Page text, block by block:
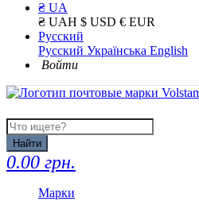
₴ UA
₴ UAH $ USD € EUR
Русский
Русский Українська English
Войти
Найти
0.00 грн.
Марки